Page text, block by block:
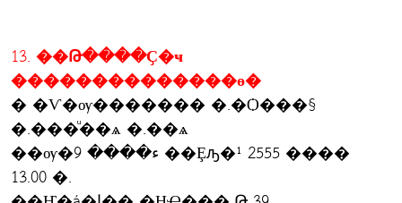
13. ��Թ����Ҫ�ҹ
��������������ɵ�
� �Ѵ�ѹ������� �.�Ѻ���§
�.���ͧ��ѧ �.��ѧ
��ѹ�ء���� 9 ��Ȩԡ�¹ 2555 ����
13.00 �.